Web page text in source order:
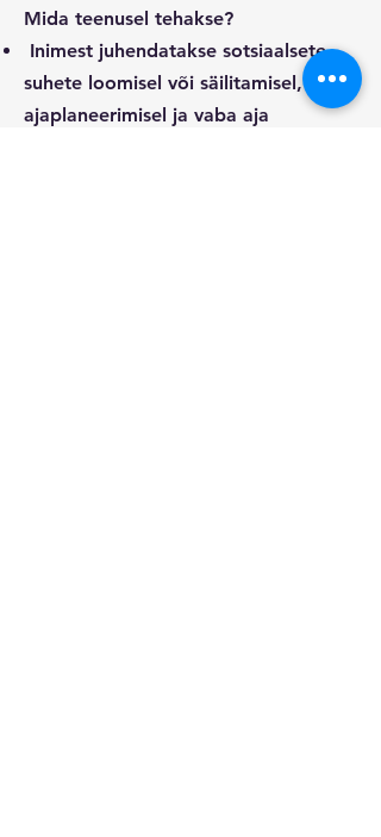
Mida teenusel tehakse?
Inimest juhendatakse sotsiaalsete
suhete loomisel või säilitamisel, oma
ajaplaneerimisel ja vaba aja